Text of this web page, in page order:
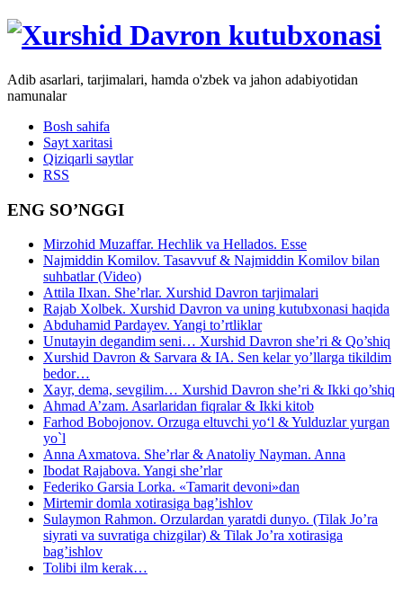
Adib asarlari, tarjimalari, hamda o'zbek va jahon adabiyotidan
namunalar
Bosh sahifa
Sayt xaritasi
Qiziqarli saytlar
RSS
ENG SO’NGGI
Mirzohid Muzaffar. Hechlik va Hellados. Esse
Najmiddin Komilov. Tasavvuf & Najmiddin Komilov bilan
suhbatlar (Video)
Attila Ilxan. She’rlar. Xurshid Davron tarjimalari
Rajab Xolbek. Xurshid Davron va uning kutubxonasi haqida
Abduhamid Pardayev. Yangi to’rtliklar
Unutayin degandim seni… Xurshid Davron she’ri & Qo’shiq
Xurshid Davron & Sarvara & IA. Sen kelar yo’llarga tikildim
bedor…
Xayr, dema, sevgilim… Xurshid Davron she’ri & Ikki qo’shiq
Ahmad A’zam. Asarlaridan fiqralar & Ikki kitob
Farhod Bobojonov. Orzuga eltuvchi yo‘l & Yulduzlar yurgan
yo`l
Anna Axmatova. She’rlar & Anatoliy Nayman. Anna
Ibodat Rajabova. Yangi she’rlar
Federiko Garsia Lorka. «Tamarit devoni»dan
Mirtemir domla xotirasiga bag’ishlov
Sulaymon Rahmon. Orzulardan yaratdi dunyo. (Tilak Jo’ra
siyrati va suvratiga chizgilar) & Tilak Jo’ra xotirasiga
bag’ishlov
Tolibi ilm kerak…